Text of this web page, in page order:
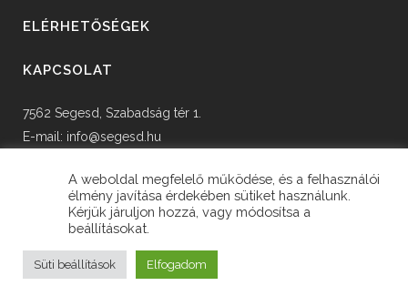
ELÉRHETŐSÉGEK
KAPCSOLAT
7562 Segesd, Szabadság tér 1.
E-mail: info@segesd.hu
© Copyright Segesd Község Önkormányzata
A weboldal megfelelő működése, és a felhasználói
élmény javítása érdekében sütiket használunk.
Kérjük járuljon hozzá, vagy módosítsa a
beállításokat.
Süti beállítások Elfogadom